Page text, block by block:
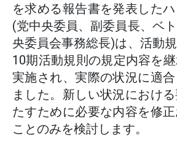
を求める報告書を発表した
(党中央委員、副委員長、ベ
央委員会事務総長)は、活動
10期活動規則の規定内容を
実施され、実際の状況に適
ました。新しい状況におけ
たすために必要な内容を修
ことのみを検討します。